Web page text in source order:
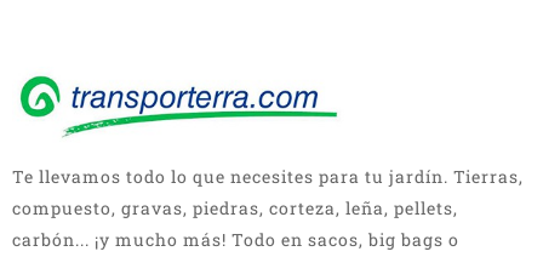
Te llevamos todo lo que necesites para tu jardín. Tierras,
compuesto, gravas, piedras, corteza, leña, pellets,
carbón... ¡y mucho más! Todo en sacos, big bags o